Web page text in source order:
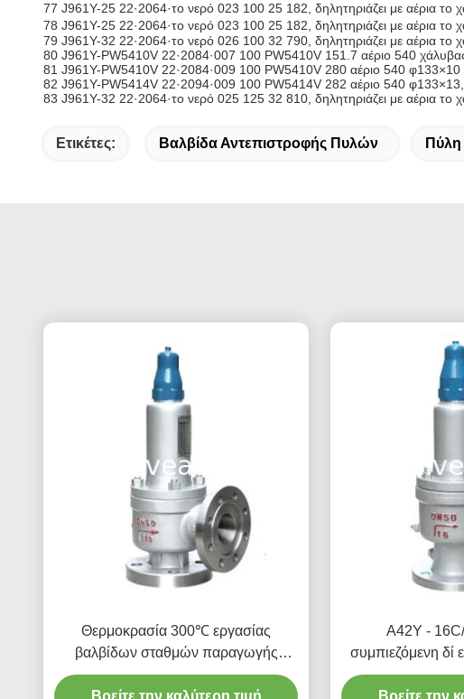
77 J961Y-25 22·2064·το νερό 023 100 25 182, δηλητηριάζει με αέρια
78 J961Y-25 22·2064·το νερό 023 100 25 182, δηλητηριάζει με αέρια
79 J961Y-32 22·2064·το νερό 026 100 32 790, δηλητηριάζει με αέρια
80 J961Y-PW5410V 22·2084·007 100 PW5410V 151.7 αέριο 540
81 J961Y-PW5410V 22·2084·009 100 PW5410V 280 αέριο 540 φ133×10
82 J961Y-PW5414V 22·2094·009 100 PW5414V 282 αέριο 540
83 J961Y-32 22·2064·το νερό 025 125 32 810, δηλητηριάζει με αέρια
Ετικέτες: Βαλβίδα Αντεπιστροφής Πυλών Πύλη
Θερμοκρασία 300℃ εργασίας
βαλβίδων σταθμών παραγωγής
ηλεκτρικού ρεύματος cOem A42Y
-64C/Π/Ρ
Βρείτε την καλύτερη τιμή
A42Y -
συμπιεζόμενη δί
σταθμών
ρεύματος/πλήρης
Βρείτε την